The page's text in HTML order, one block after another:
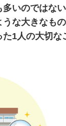
いのではな
な大きなも
1人の大切